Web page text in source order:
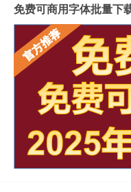
免费可商用字体批量下